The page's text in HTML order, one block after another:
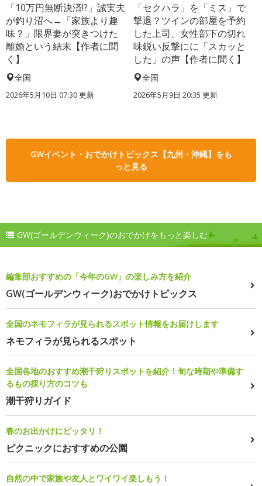
「10万円無断決済!?」誠実夫
が釣り沼へ→「家族より趣
味？」限界妻が突きつけた
離婚という結末【作者に聞
く】
全国
2026年5月10日 07:30 更新
「セクハラ」を「ミス」で
撃退？ツインの部屋を予約
した上司、女性部下の切れ
味鋭い反撃にに「スカッと
した」の声【作者に聞く】
全国
2026年5月9日 20:35 更新
GWイベント・おでかけトピックス【九州・沖縄】をも
っと見る
GW(ゴールデンウィーク)のおでかけをもっと楽しむ
編集部おすすめの「今年のGW」の楽しみ方を紹介
GW(ゴールデンウィーク)おでかけトピックス
全国のネモフィラが見られるスポット情報をお届けします
ネモフィラが見られるスポット
全国各地のおすすめ潮干狩りスポットを紹介！旬な時期や準備す
るもの採り方のコツも
潮干狩りガイド
春のお出かけにピッタリ！
ピクニックにおすすめの公園
自然の中で家族や友人とワイワイ楽しもう！